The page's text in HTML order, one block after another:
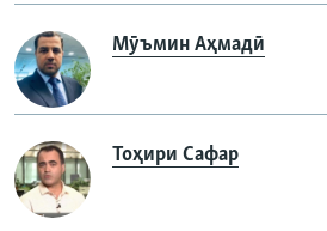
Мӯъмин Аҳмадӣ
Тоҳири Сафар